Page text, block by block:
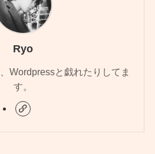
Ryo
Wordpressと戯れたりしてま
す。